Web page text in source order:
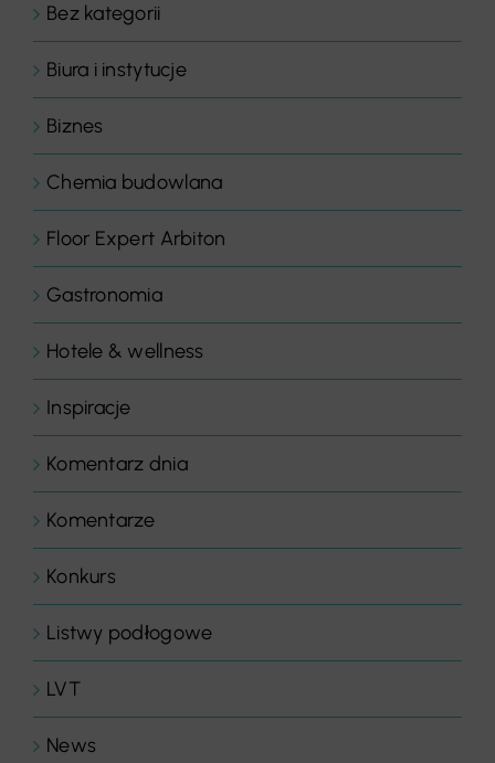
Bez kategorii
Biura i instytucje
Biznes
Chemia budowlana
Floor Expert Arbiton
Gastronomia
Hotele & wellness
Inspiracje
Komentarz dnia
Komentarze
Konkurs
Listwy podłogowe
LVT
News